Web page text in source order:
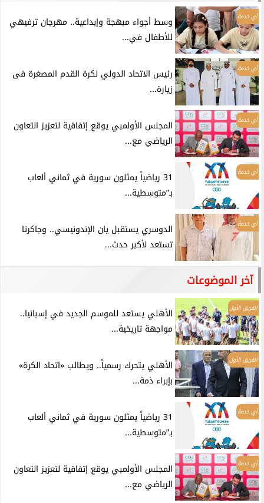
أي خدمة
وسط أجواء مبهجة وإبداعية.. مهرجان ترفيهي
للأطفال في...
أي خدمة
رئيس الاتحاد الدولي لكرة القدم المصغرة فى
زيارة...
أي خدمة
المجلس الأولمبي يوقع إتفاقية لتعزيز التعاون
الرياضي مع...
أي خدمة
31 رياضياً يمثلون سورية في ثماني ألعاب
بـ”متوسطية...
أي خدمة
الدوسري يستقبل يان الإندونيسي.. وجاكرتا
تستعد لأكبر حدث...
آخر الموضوعات
الفريق الأول
الأهلي يستعد للموسم الجديد في إسبانيا..
مواجهة تاريخية...
الفريق الأول
الأهلي يتحرك رسمياً.. ويطالب «اتحاد الكرة»
بإبراء ذمة...
أي خدمة
31 رياضياً يمثلون سورية في ثماني ألعاب
بـ”متوسطية...
أي خدمة
المجلس الأولمبي يوقع إتفاقية لتعزيز التعاون
الرياضي مع...